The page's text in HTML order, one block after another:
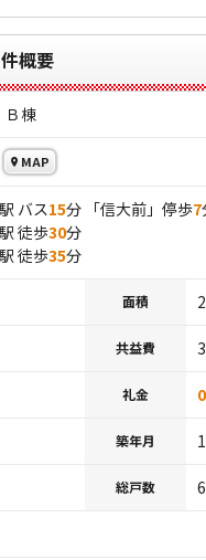
概要
棟
MAP
バス15分 「信大前」停歩7
徒歩30分
徒歩35分
面積
共益費
礼金
築年月
総戸数